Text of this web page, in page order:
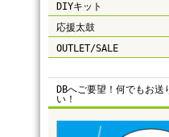
DIYキット
応援太鼓
OUTLET/SALE
DBへご要望！何でもお送
い！